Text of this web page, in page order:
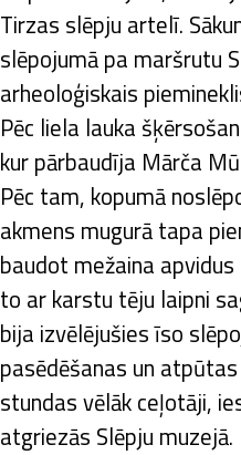
Tirzas slēpju artelī.
slēpojumā pa maršrutu
arheoloģiskais
Pēc liela lauka
kur pārbaudīja Mārča
Pēc tam, kopumā
akmens mugurā tapa
baudot mežaina
to ar karstu tēju laipni
bija izvēlējušies īso
pasēdēšanas un
stundas vēlāk ceļotāji,
atgriezās Slēpju muzejā.